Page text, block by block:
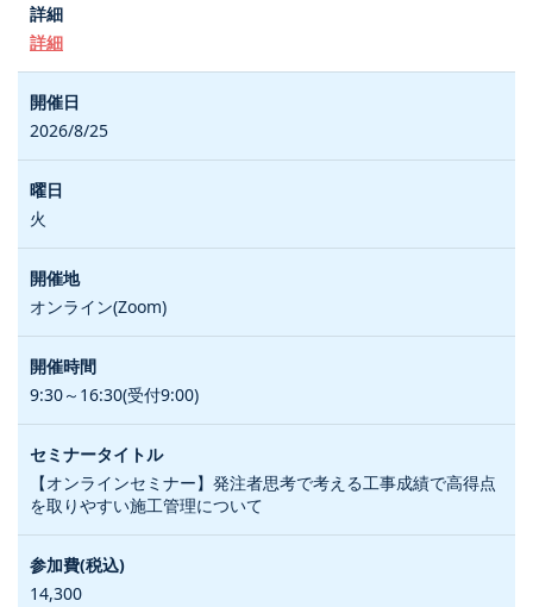
詳細
2026/8/25
火
オンライン(Zoom)
9:30～16:30(受付9:00)
【オンラインセミナー】発注者思考で考える工事成績で高得点
を取りやすい施工管理について
14,300